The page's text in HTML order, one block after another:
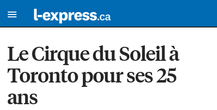
Le Cirque du Soleil à
Toronto pour ses 25
ans